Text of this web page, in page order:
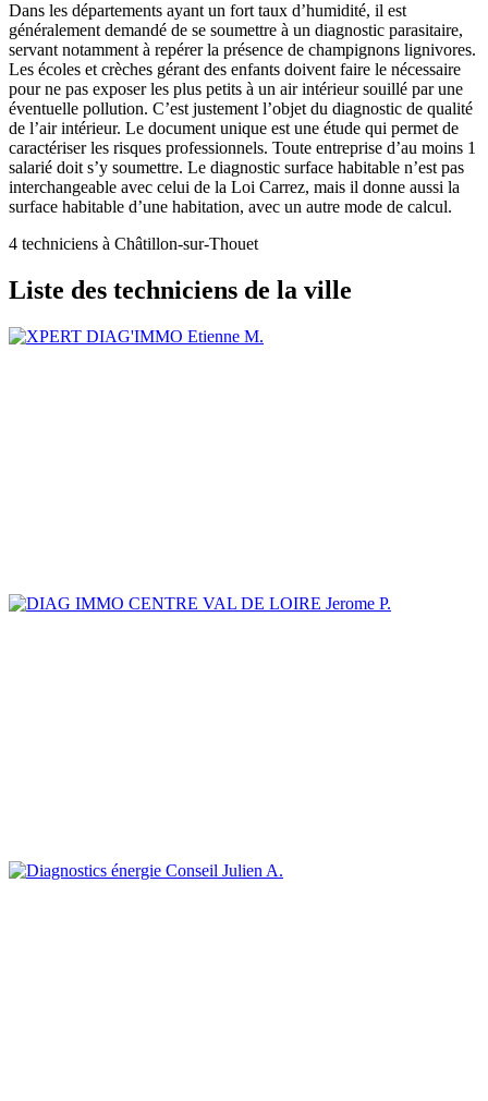
Dans les départements ayant un fort taux d’humidité, il est
généralement demandé de se soumettre à un diagnostic parasitaire,
servant notamment à repérer la présence de champignons lignivores.
Les écoles et crèches gérant des enfants doivent faire le nécessaire
pour ne pas exposer les plus petits à un air intérieur souillé par une
éventuelle pollution. C’est justement l’objet du diagnostic de qualité
de l’air intérieur. Le document unique est une étude qui permet de
caractériser les risques professionnels. Toute entreprise d’au moins 1
salarié doit s’y soumettre. Le diagnostic surface habitable n’est pas
interchangeable avec celui de la Loi Carrez, mais il donne aussi la
surface habitable d’une habitation, avec un autre mode de calcul.
4 techniciens à Châtillon-sur-Thouet
Liste des techniciens de la ville
Etienne M.
Jerome P.
Julien A.